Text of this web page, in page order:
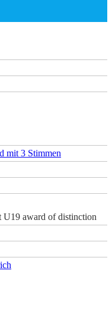
mit 3 Stimmen
award of distinction